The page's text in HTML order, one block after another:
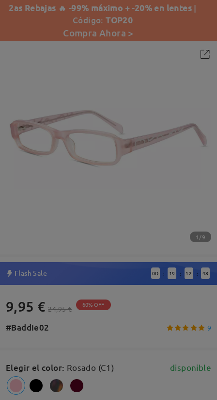
2as Rebajas 🔥 -99% máximo + -20% en lentes |
Código:TOP20
Compra Ahora >
1/9
Flash Sale 0D : 19 : 12 : 48
9,95 € 24,95 € 60% OFF
#Baddie02 9
Elegir el color: Rosado (C1) disponible